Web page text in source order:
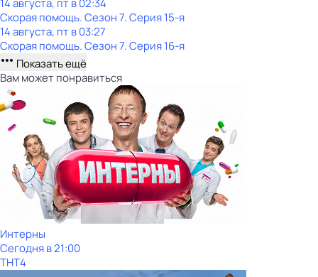
14 августа, пт в 02:34
Скорая помощь. Сезон 7. Серия 15-я
14 августа, пт в 03:27
Скорая помощь. Сезон 7. Серия 16-я
Показать ещё
Вам может понравиться
Интерны
Сегодня в 21:00
ТНТ4